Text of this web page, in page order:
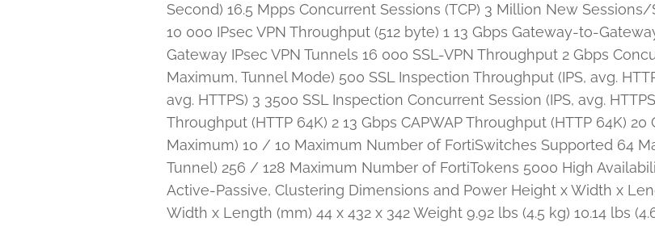
Second) 16.5 Mpps Concurrent Sessions (TCP) 3 Million New
10 000 IPsec VPN Throughput (512 byte) 1 13 Gbps Gateway-to-
Gateway IPsec VPN Tunnels 16 000 SSL-VPN Throughput 2 Gbps
Maximum, Tunnel Mode) 500 SSL Inspection Throughput (IPS, avg.
avg. HTTPS) 3 3500 SSL Inspection Concurrent Session (IPS, avg.
Throughput (HTTP 64K) 2 13 Gbps CAPWAP Throughput (HTTP 64K)
Maximum) 10 / 10 Maximum Number of FortiSwitches Supported 64
Tunnel) 256 / 128 Maximum Number of FortiTokens 5000 High
Active-Passive, Clustering Dimensions and Power Height x Width x
Width x Length (mm) 44 x 432 x 342 Weight 9.92 lbs (4.5 kg) 10.14 lbs